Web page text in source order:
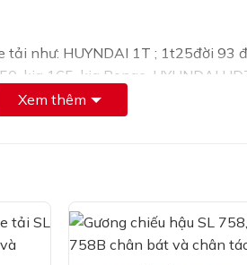
tải như: HUYNDAI 1T ; 1t25đời 93
kia 165, kia Bongo, HYUNDAI
GƯƠNG CẦU LỒI CHO XE 3 BÁNH
Xem thêm